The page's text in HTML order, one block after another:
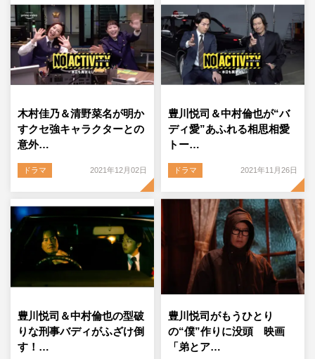
木村佳乃＆清野菜名が明か
すクセ強キャラクターとの
意外…
ドラマ 2021年12月02日
豊川悦司＆中村倫也が“バ
ディ愛”あふれる相思相愛
トー…
ドラマ 2021年11月26日
豊川悦司＆中村倫也の型破
りな刑事バディがふざけ倒
す！…
豊川悦司がもうひとり
の“僕”作りに没頭 映画
「弟とア…